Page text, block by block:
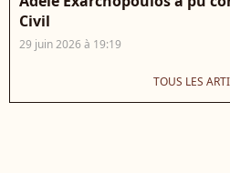
Civil
29 juin 2026 à 19:19
TOUS LES